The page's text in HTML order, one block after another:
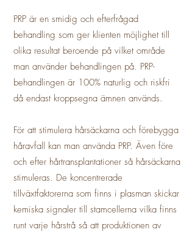
PRP är en smidig och efterfrågad
behandling som ger klienten möjlighet till
olika resultat beroende på vilket område
man använder behandlingen på. PRP-
behandlingen är 100% naturlig och riskfri
då endast kroppsegna ämnen används.
För att stimulera hårsäckarna och förebygga
håravfall kan man använda PRP. Även före
och efter hårtransplantationer så hårsäckarna
stimuleras. De koncentrerade
tillväxtfaktorerna som finns i plasman skickar
kemiska signaler till stamcellerna vilka finns
runt varje hårstrå så att produktionen av